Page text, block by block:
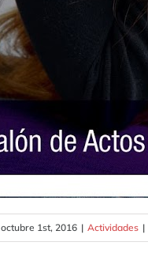
octubre 1st, 2016 | Actividades |